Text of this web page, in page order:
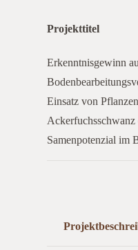
Projekttitel
Erkenntnisgewinn
Einsatz von
Samenpotenzial im